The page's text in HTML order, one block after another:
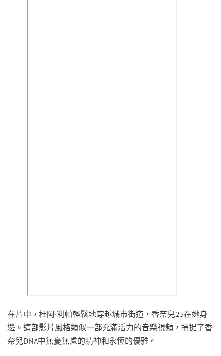
在片中，杜阿·利帕輕鬆地穿越城市街道，香奈兒25在她身
邊。這部影片風格類似一部充滿活力的音樂視頻，捕捉了香
奈兒DNA中無憂無慮的精神和永恆的優雅。